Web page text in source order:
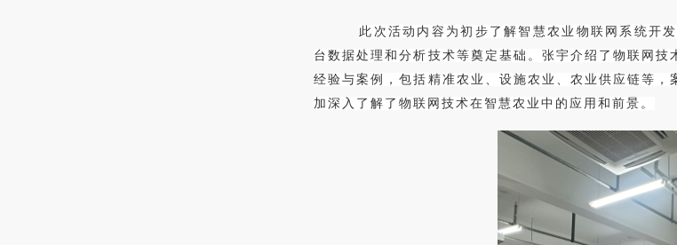
此次活动内容为初步了解智慧农业物联网系统开
台数据处理和分析技术等奠定基础。张宇介绍了物联网
经验与案例，包括精准农业、设施农业、农业供应链等
加深入了解了物联网技术在智慧农业中的应用和前景。